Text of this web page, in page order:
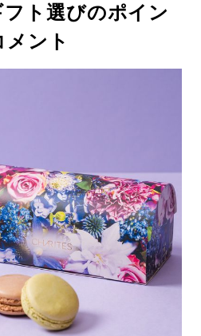
フト選びのポイン
メント